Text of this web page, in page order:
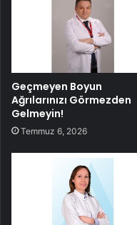
Geçmeyen Boyun
Ağrılarınızı Görmezden
Gelmeyin!
Temmuz 6, 2026